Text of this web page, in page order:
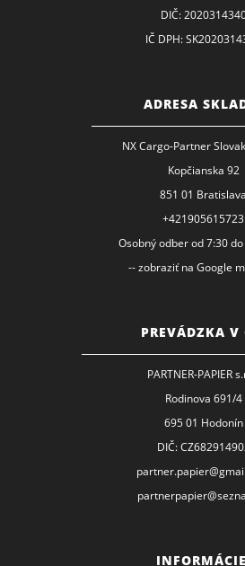
DIČ:
IČ DPH:
ADRESA
NX Cargo-Partner
Kopčianska 92
851 01 Bratislava
+421905615723
Osobný odber od 7:30
-- zobraziť na Google
PREVÁDZKA V
PARTNER-PAPIER
Rodinova 691/4
695 01 Hodonín
DIČ:
INFORMÁCIE